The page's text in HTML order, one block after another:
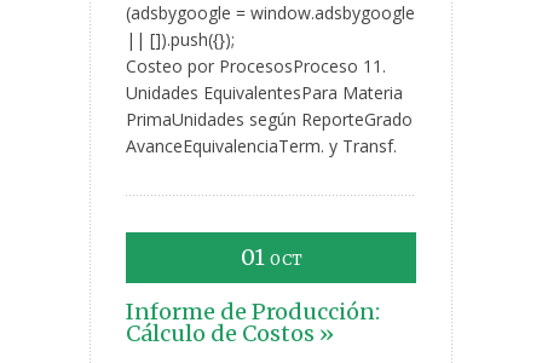
(adsbygoogle = window.adsbygoogle
|| []).push({});
Costeo por ProcesosProceso 11.
Unidades EquivalentesPara Materia
PrimaUnidades según ReporteGrado
AvanceEquivalenciaTerm. y Transf.
01 OCT
Informe de Producción:
Cálculo de Costos »